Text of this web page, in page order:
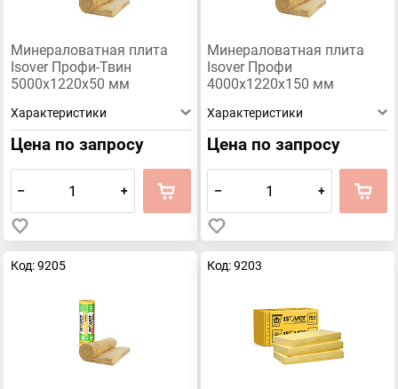
Минераловатная плита
Isover Профи-Твин
5000х1220х50 мм
Характеристики
Цена по запросу
– +
Минераловатная плита
Isover Профи
4000х1220х150 мм
Характеристики
Цена по запросу
– +
Код: 9205 Код: 9203